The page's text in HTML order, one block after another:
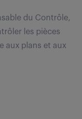
du Contrôle,
les pièces
aux plans et aux